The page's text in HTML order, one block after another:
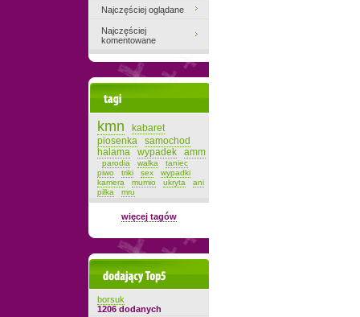
Najczęściej oglądane
Najczęściej
komentowane
kmn
kabaret
piosenka
samochod
halama
wypadek amm
parodia walka
taniec
piwo
triki sex
wypadki
kamera
mumio ukryta
ani
pilka
mru
więcej tagów
Dodający top-5
borsuk
1206 dodanych